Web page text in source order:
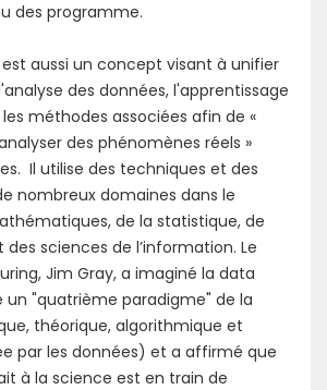
des programme.
aussi un concept visant à unifier
des données, l'apprentissage
méthodes associées afin de «
des phénomènes réels »
Il utilise des techniques et des
nombreux domaines dans le
de la statistique, de
sciences de l’information. Le
Jim Gray, a imaginé la data
"quatrième paradigme" de la
théorique, algorithmique et
par les données) et a affirmé que
à la science est en train de